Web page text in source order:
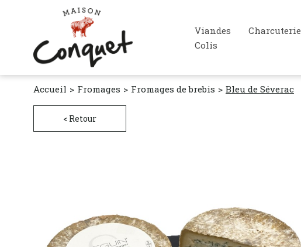
Viandes Charcuterie
Colis
Accueil Fromages Fromages de brebis Bleu de Séverac
< Retour